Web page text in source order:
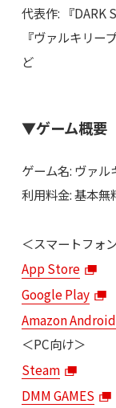
代表作: 『DARK
『ヴァルキリー
ど
▼ゲーム概要
ゲーム名: ヴァル
利用料金: 基本無
＜スマートフォ
App Store
Google Play
Amazon
＜PC向け＞
Steam
DMM GAMES